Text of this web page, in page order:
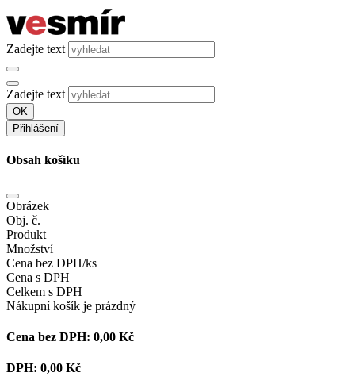
Zadejte text
Zadejte text
OK
Přihlášení
Obsah košíku
Obrázek
Obj. č.
Produkt
Množství
Cena bez DPH/ks
Cena s DPH
Celkem s DPH
Nákupní košík je prázdný
Cena bez DPH: 0,00 Kč
DPH: 0,00 Kč